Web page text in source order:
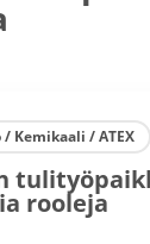
/ Ke­mi­kaa­li / ATEX
rooleja